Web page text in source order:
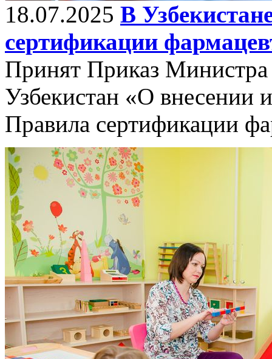
18.07.2025 В
сертификации
Принят Приказ Министра
Узбекистан «О внесении
Правила сертификации